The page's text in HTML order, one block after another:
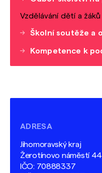
Vzdělávání dětí a
Školní soutěže a
Kompetence k
ADRESA
Jihomoravský kraj
Žerotínovo náměstí
IČO: 70888337